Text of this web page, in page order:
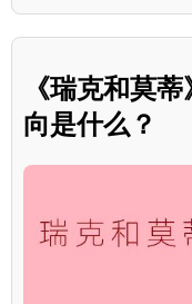
《瑞克和莫
向是什么？